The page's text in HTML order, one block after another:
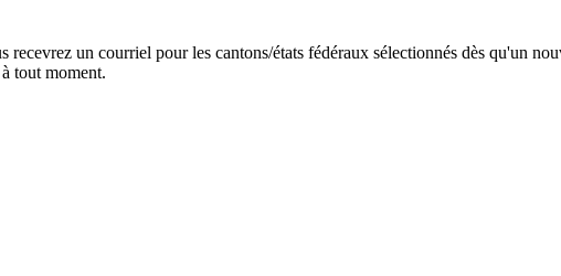
recevrez un courriel pour les cantons/états fédéraux sélectionnés dès qu'un
tout moment.